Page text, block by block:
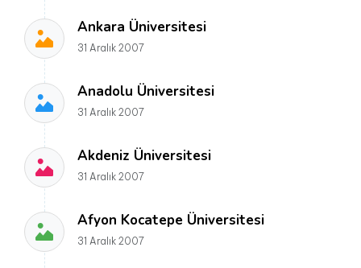
Ankara Üniversitesi
31 Aralık 2007
Anadolu Üniversitesi
31 Aralık 2007
Akdeniz Üniversitesi
31 Aralık 2007
Afyon Kocatepe Üniversitesi
31 Aralık 2007